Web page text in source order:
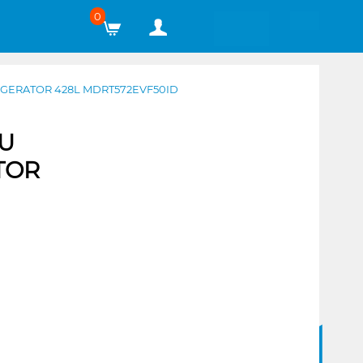
0
428L MDRT572EVF50ID